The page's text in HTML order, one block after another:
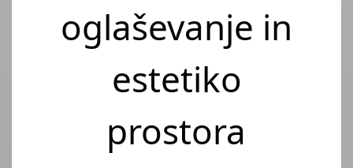
oglaševanje in
estetiko
prostora